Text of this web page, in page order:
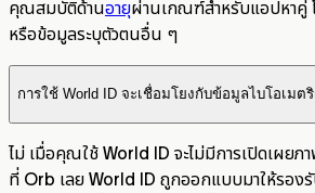
คุณสมบัติด้านอายุผ่านเกณฑ์สำหรับแอปหาคู่
หรือข้อมูลระบุตัวตนอื่น ๆ
การใช้ World ID จะเชื่อมโยงกับข้อมูลไบโอเมต
ไม่ เมื่อคุณใช้ World ID จะไม่มีการเปิดเผยภ
ที่ Orb เลย World ID ถูกออกแบบมาให้รอง